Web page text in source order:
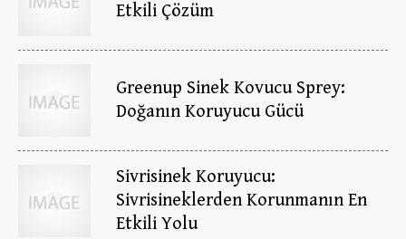
Etkili Çözüm
Greenup Sinek Kovucu Sprey:
Doğanın Koruyucu Gücü
Sivrisinek Koruyucu:
Sivrisineklerden Korunmanın En
Etkili Yolu